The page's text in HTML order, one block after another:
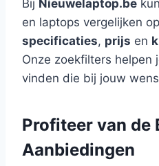
Bij Nieuwelaptop.be
en laptops vergelijken
specificaties, prijs en
Onze zoekfilters helpen
vinden die bij jouw
Profiteer van de
Aanbiedingen